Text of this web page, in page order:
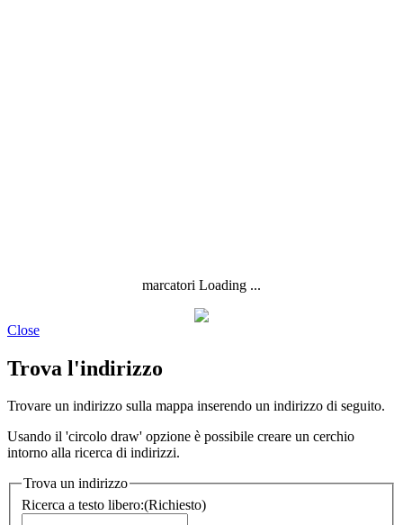
marcatori Loading ...
Close
Trova l'indirizzo
Trovare un indirizzo sulla mappa inserendo un indirizzo di seguito.
Usando il 'circolo draw' opzione è possibile creare un cerchio
intorno alla ricerca di indirizzi.
Trova un indirizzo
Ricerca a testo libero:(Richiesto)